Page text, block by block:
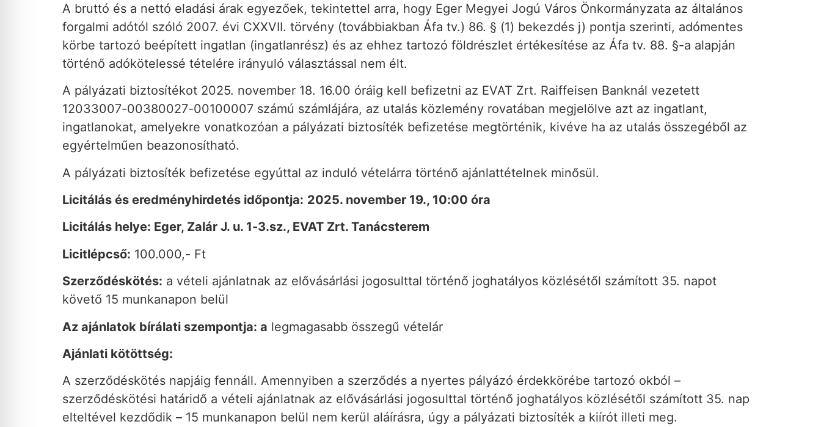
A bruttó és a nettó eladási árak egyezőek, tekintettel arra, hogy Eger Megyei Jogú Város Önkormányzata az általános
forgalmi adótól szóló 2007. évi CXXVII. törvény (továbbiakban Áfa tv.) 86. § (1) bekezdés j) pontja szerinti, adómentes
körbe tartozó beépített ingatlan (ingatlanrész) és az ehhez tartozó földrészlet értékesítése az Áfa tv. 88. §-a alapján
történő adókötelessé tételére irányuló választással nem élt.
A pályázati biztosítékot 2025. november 18. 16.00 óráig kell befizetni az EVAT Zrt. Raiffeisen Banknál vezetett
12033007-00380027-00100007 számú számlájára, az utalás közlemény rovatában megjelölve azt az ingatlant,
ingatlanokat, amelyekre vonatkozóan a pályázati biztosíték befizetése megtörténik, kivéve ha az utalás összegéből az
egyértelműen beazonosítható.
A pályázati biztosíték befizetése egyúttal az induló vételárra történő ajánlattételnek minősül.
Licitálás és eredményhirdetés időpontja: 2025. november 19., 10:00 óra
Licitálás helye: Eger, Zalár J. u. 1-3.sz., EVAT Zrt. Tanácsterem
Licitlépcső: 100.000,- Ft
Szerződéskötés: a vételi ajánlatnak az elővásárlási jogosulttal történő joghatályos közlésétől számított 35. napot
követő 15 munkanapon belül
Az ajánlatok bírálati szempontja: a legmagasabb összegű vételár
Ajánlati kötöttség:
A szerződéskötés napjáig fennáll. Amennyiben a szerződés a nyertes pályázó érdekkörébe tartozó okból –
szerződéskötési határidő a vételi ajánlatnak az elővásárlási jogosulttal történő joghatályos közlésétől számított 35. nap
elteltével kezdődik – 15 munkanapon belül nem kerül aláírásra, úgy a pályázati biztosíték a kiírót illeti meg.